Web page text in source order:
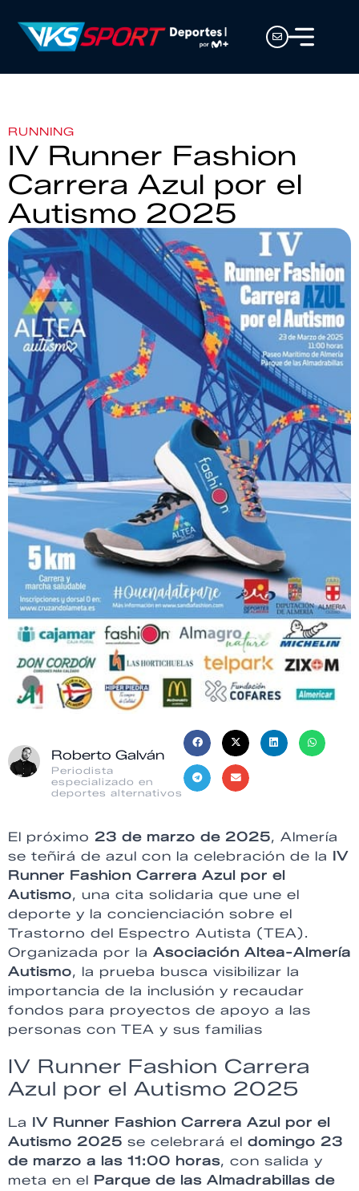
RUNNING
IV Runner Fashion
Carrera Azul por el
Autismo 2025
Roberto Galván
Periodista
especializado en
deportes alternativos
El próximo 23 de marzo de 2025, Almería
se teñirá de azul con la celebración de la
IV
Runner Fashion Carrera Azul por el
Autismo, una cita solidaria que une el
deporte y la concienciación sobre el
Trastorno del Espectro Autista (TEA).
Organizada por la Asociación Altea-Almería
Autismo, la prueba busca visibilizar la
importancia de la inclusión y recaudar
fondos para proyectos de apoyo a las
personas con TEA y sus familias
IV Runner Fashion Carrera
Azul por el Autismo 2025
La
IV Runner Fashion Carrera Azul por el
Autismo 2025 se celebrará el domingo 23
de marzo a las 11:00 horas, con salida y
meta en el Parque de las Almadrabillas de